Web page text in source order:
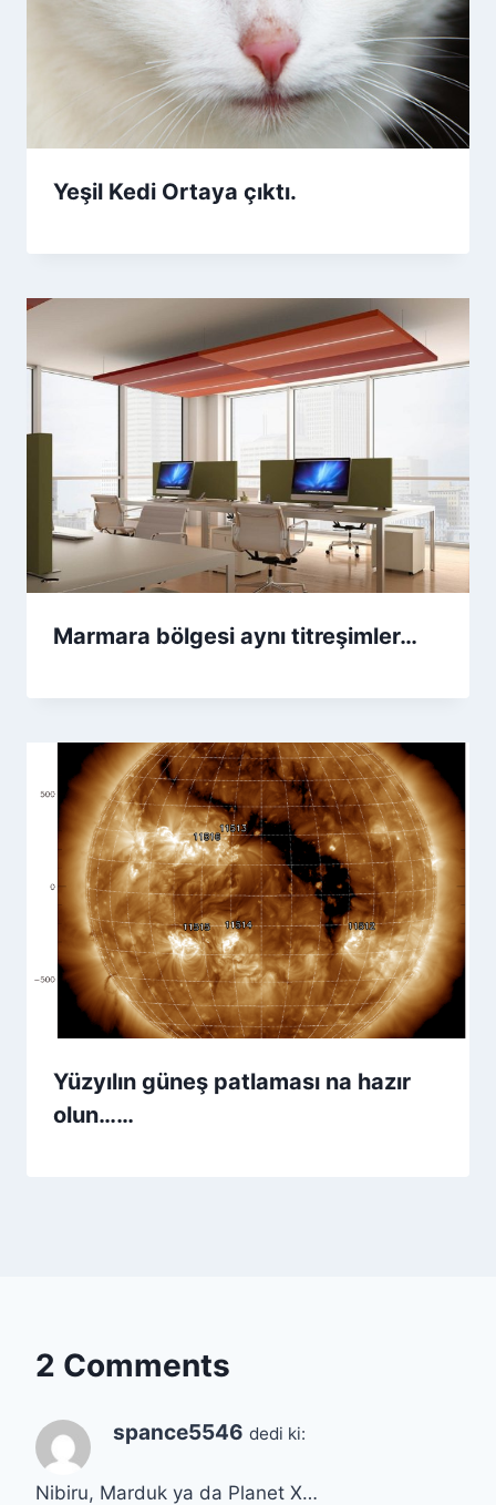
Yeşil Kedi Ortaya çıktı.
Marmara bölgesi aynı titreşimler…
Yüzyılın güneş patlaması na hazır
olun……
2 Comments
spance5546 dedi ki:
Nibiru, Marduk ya da Planet X…